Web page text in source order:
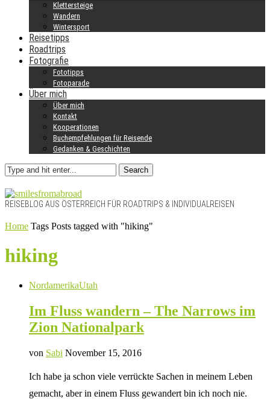
Klettersteige
Wandern
Wintersport
Reisetipps
Roadtrips
Fotografie
Fototipps
Fotoparade
Über mich
Über mich
Kontakt
Kooperationen
Buchempfehlungen für Reisende
Gedanken & Geschichten
Search
REISEBLOG AUS ÖSTERREICH FÜR ROADTRIPS & INDIVIDUALREISEN
Home Tags Posts tagged with "hiking"
hiking
NordamerikaUtah
Im Fluss wandern – The Narrows im
Zion Nationalpark
von Sabi November 15, 2016
Ich habe ja schon viele verrückte Sachen in meinem Leben
gemacht, aber in einem Fluss gewandert bin ich noch nie.